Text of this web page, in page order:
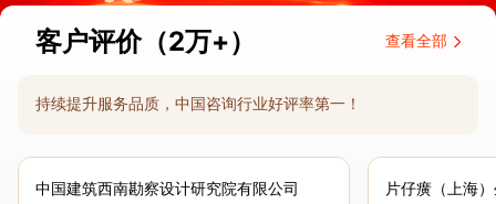
客户评价（2万+） 查看全部
持续提升服务品质，中国咨询行业好评率第一！
中国建筑西南勘察设计研究院有限公司
片仔癀（上海